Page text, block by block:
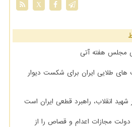
X
مجلس هفته آتی
طلایی ایران برای شکست دیوار
انقلاب، راهبرد قطعی ایران است
مجازات اعدام و قصاص را از